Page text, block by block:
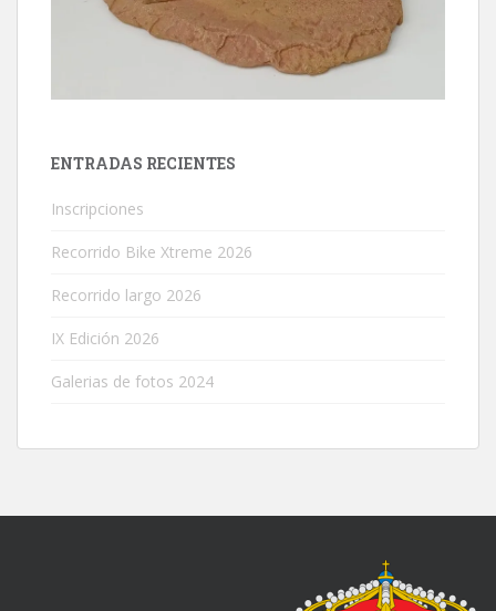
ENTRADAS RECIENTES
Inscripciones
Recorrido Bike Xtreme 2026
Recorrido largo 2026
IX Edición 2026
Galerias de fotos 2024